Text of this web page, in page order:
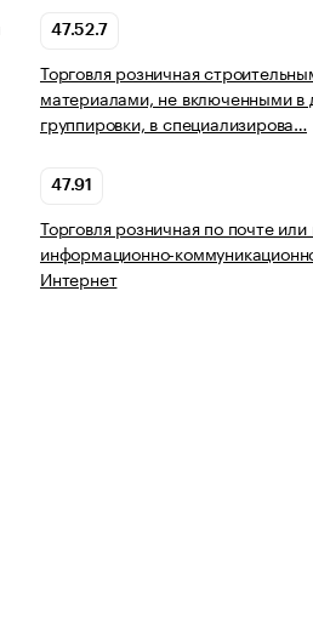
47.52.7
Торговля розничная
материалами, не включенными в
группировки, в специализирова…
47.91
Торговля розничная по почте или
информационно-
Интернет